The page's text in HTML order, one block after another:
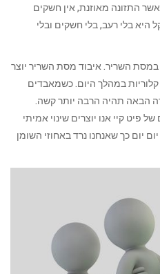
התזונה מאוזנת, אין חשקים
היא בלי רעב, בלי חשקים ובלי
השריר. איבוד מסת השריר יוצר
במהלך היום. כשמאבדים
הבאה תהיה הרבה יותר קשה.
קיי אנו יוצרים שינוי אמיתי
יום כך שאנחנו נרד באחוזי השומן